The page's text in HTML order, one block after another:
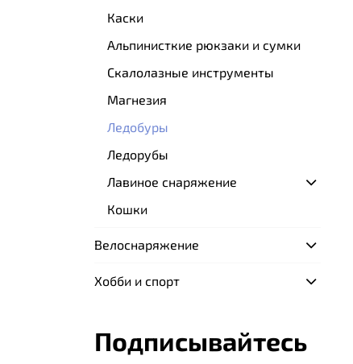
Каски
Альпинисткие рюкзаки и сумки
Скалолазные инструменты
Магнезия
Ледобуры
Ледорубы
Лавиное снаряжение
Кошки
Велоснаряжение
Хобби и спорт
Подписывайтесь